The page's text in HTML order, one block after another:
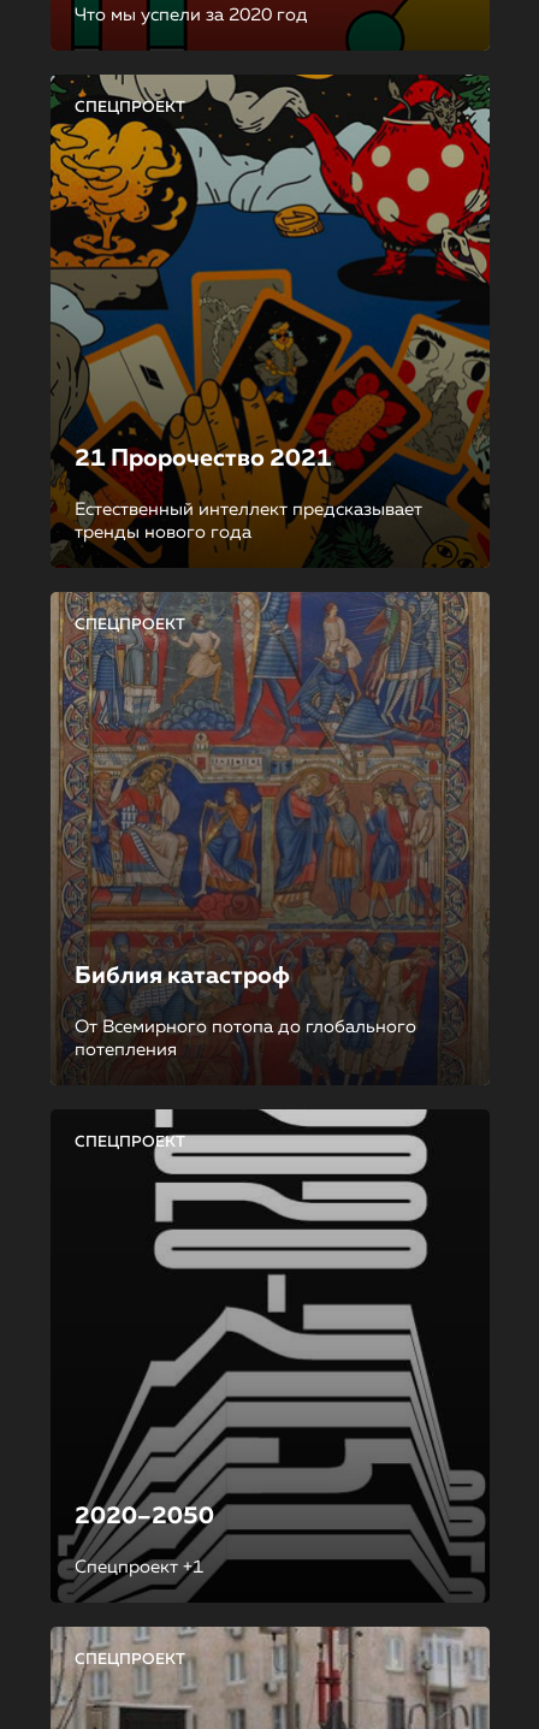
Что мы успели за 2020 год
СПЕЦПРОЕКТ
21 Пророчество 2021
Естественный интеллект предсказывает
тренды нового года
СПЕЦПРОЕКТ
Библия катастроф
От Всемирного потопа до глобального
потепления
СПЕЦПРОЕКТ
2020–2050
Спецпроект +1
СПЕЦПРОЕКТ